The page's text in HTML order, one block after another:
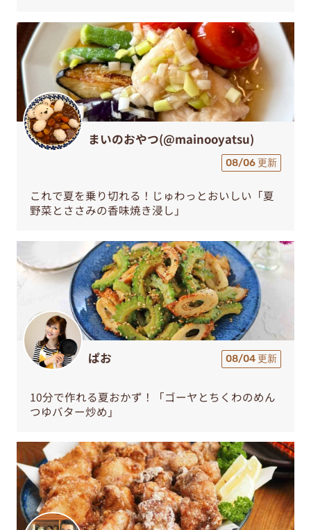
まいのおやつ(@mainooyatsu)
08/06 更新
これで夏を乗り切れる！じゅわっとおいしい「夏
野菜とささみの香味焼き浸し」
ぱお 08/04 更新
10分で作れる夏おかず！「ゴーヤとちくわのめん
つゆバター炒め」